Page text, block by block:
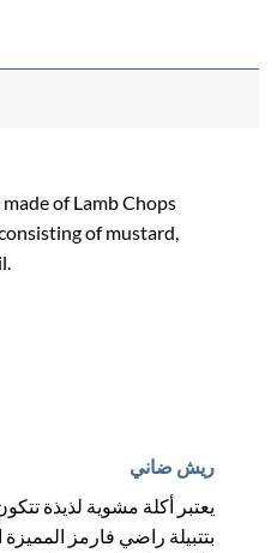
of Lamb Chops
of mustard,
ريش ضاني
يعتبر أكلة مشوية لذيذة
بتتبيلة راضي فارمز